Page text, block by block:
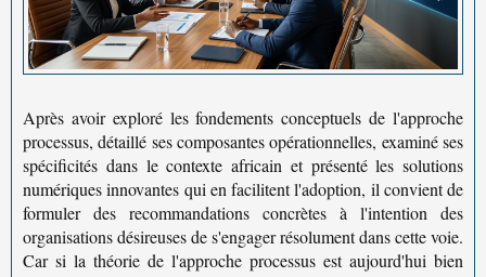
Après avoir exploré les fondements conceptuels de l'approche
processus, détaillé ses composantes opérationnelles, examiné ses
spécificités dans le contexte africain et présenté les solutions
numériques innovantes qui en facilitent l'adoption, il convient de
formuler des recommandations concrètes à l'intention des
organisations désireuses de s'engager résolument dans cette voie.
Car si la théorie de l'approche processus est aujourd'hui bien